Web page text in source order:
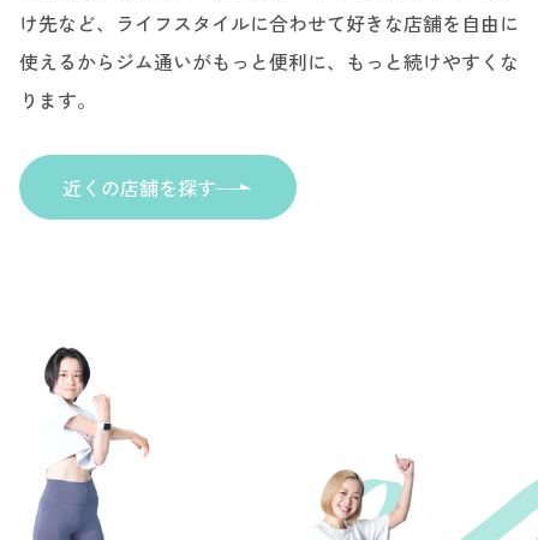
け先など、ライフスタイルに合わせて好きな店舗を自由に
使えるからジム通いがもっと便利に、もっと続けやすくな
ります。
近くの店舗を探す